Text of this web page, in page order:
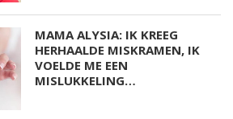
MAMA ALYSIA: IK KREEG
HERHAALDE MISKRAMEN, IK
VOELDE ME EEN
MISLUKKELING…